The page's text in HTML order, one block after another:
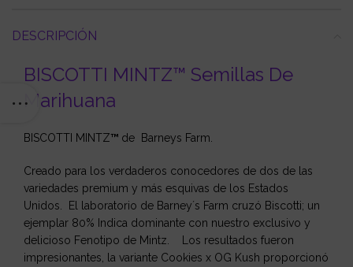
DESCRIPCIÓN
BISCOTTI MINTZ™ Semillas De
Marihuana
BISCOTTI MINTZ™ de Barneys Farm.
Creado para los verdaderos conocedores de dos de las
variedades premium y más esquivas de los Estados
Unidos. El laboratorio de Barney´s Farm cruzó Biscotti; un
ejemplar 80% Indica dominante con nuestro exclusivo y
delicioso Fenotipo de Mintz. Los resultados fueron
impresionantes, la variante Cookies x OG Kush proporcionó